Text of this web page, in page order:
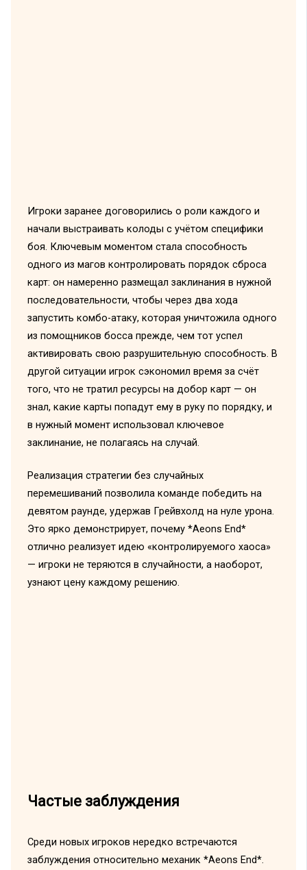
Игроки заранее договорились о роли каждого и
начали выстраивать колоды с учётом специфики
боя. Ключевым моментом стала способность
одного из магов контролировать порядок сброса
карт: он намеренно размещал заклинания в нужной
последовательности, чтобы через два хода
запустить комбо-атаку, которая уничтожила одного
из помощников босса прежде, чем тот успел
активировать свою разрушительную способность. В
другой ситуации игрок сэкономил время за счёт
того, что не тратил ресурсы на добор карт — он
знал, какие карты попадут ему в руку по порядку, и
в нужный момент использовал ключевое
заклинание, не полагаясь на случай.
Реализация стратегии без случайных
перемешиваний позволила команде победить на
девятом раунде, удержав Грейвхолд на нуле урона.
Это ярко демонстрирует, почему *Aeons End*
отлично реализует идею «контролируемого хаоса»
— игроки не теряются в случайности, а наоборот,
узнают цену каждому решению.
Частые заблуждения
Среди новых игроков нередко встречаются
заблуждения относительно механик *Aeons End*.